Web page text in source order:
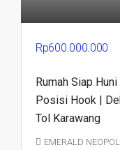
Rp600.000.000
Rumah Siap
Posisi Hook |
Tol Karawang
EMERALD